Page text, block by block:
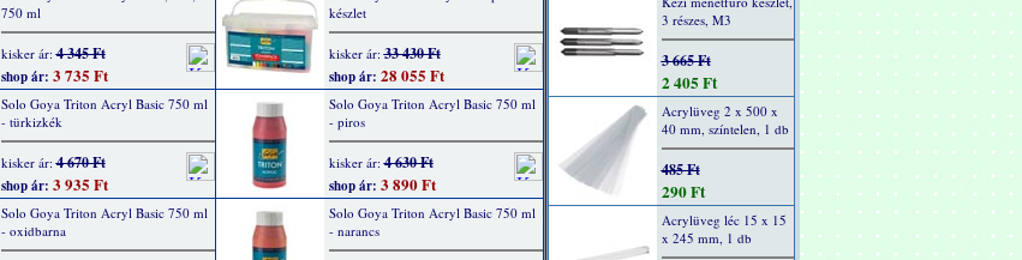
750 ml
kisker ár:4 345 Ft
shop ár: 3 735 Ft
készlet
kisker ár:33 430 Ft
shop ár: 28 055 Ft
Solo Goya Triton Acryl Basic 750 ml
- türkizkék
kisker ár:4 670 Ft
shop ár: 3 935 Ft
Solo Goya Triton Acryl Basic 750 ml
- piros
kisker ár:4 630 Ft
shop ár: 3 890 Ft
Solo Goya Triton Acryl Basic 750 ml
- oxidbarna
Solo Goya Triton Acryl Basic 750 ml
- narancs
3 részes, M3
3 665 Ft
2 405 Ft
Acrylüveg 2 x 500 x
40 mm, színtelen, 1 db
485 Ft
290 Ft
Acrylüveg léc 15 x 15
x 245 mm, 1 db